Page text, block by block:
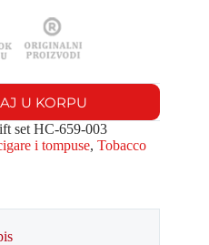
U KORPU
set HC-659-003
i tompuse, Tobacco